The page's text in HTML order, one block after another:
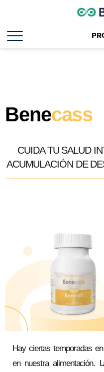
Benecass
CUIDA TU SALUD
ACUMULACIÓN DE
Hay ciertas temporadas
en nuestra alimentación.